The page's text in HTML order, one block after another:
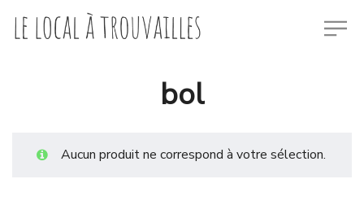
bol
Aucun produit ne correspond à votre sélection.